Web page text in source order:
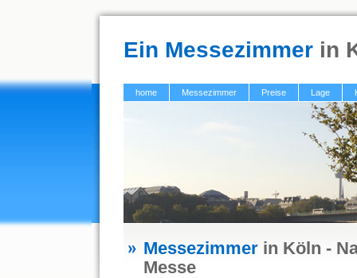
Ein Messezimmer in
home Messezimmer Preise Lage
Messezimmer in Köln -
Messe